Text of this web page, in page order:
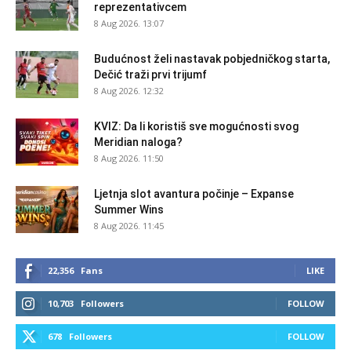
reprezentativcem
8 Aug 2026. 13:07
Budućnost želi nastavak pobjedničkog starta,
Dečić traži prvi trijumf
8 Aug 2026. 12:32
KVIZ: Da li koristiš sve mogućnosti svog
Meridian naloga?
8 Aug 2026. 11:50
Ljetnja slot avantura počinje – Expanse
Summer Wins
8 Aug 2026. 11:45
22,356 Fans LIKE
10,703 Followers FOLLOW
678 Followers FOLLOW